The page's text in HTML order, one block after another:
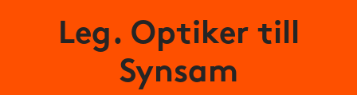
Leg. Optiker till
Synsam